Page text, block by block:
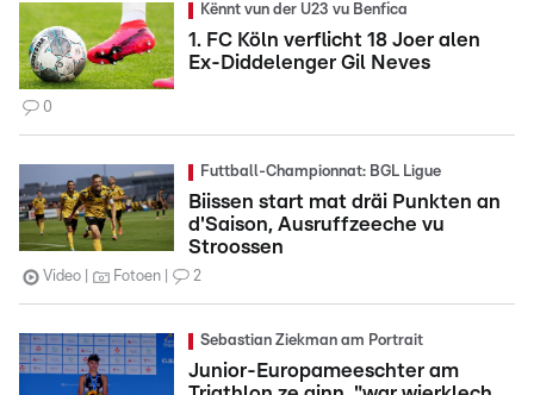
Kënnt vun der U23 vu Benfica
1. FC Köln verflicht 18 Joer alen
Ex-Diddelenger Gil Neves
0
Futtball-Championnat: BGL Ligue
Biissen start mat dräi Punkten an
d'Saison, Ausruffzeeche vu
Stroossen
Video Fotoen 2
Sebastian Ziekman am Portrait
Junior-Europameeschter am